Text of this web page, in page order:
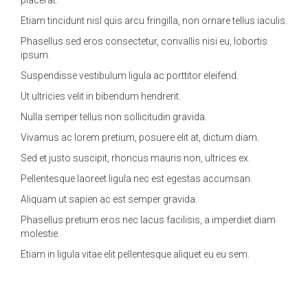
Etiam tincidunt nisl quis arcu fringilla, non ornare tellus iaculis.
Phasellus sed eros consectetur, convallis nisi eu, lobortis
ipsum.
Suspendisse vestibulum ligula ac porttitor eleifend.
Ut ultricies velit in bibendum hendrerit.
Nulla semper tellus non sollicitudin gravida.
Vivamus ac lorem pretium, posuere elit at, dictum diam.
Sed et justo suscipit, rhoncus mauris non, ultrices ex.
Pellentesque laoreet ligula nec est egestas accumsan.
Aliquam ut sapien ac est semper gravida.
Phasellus pretium eros nec lacus facilisis, a imperdiet diam
molestie.
Etiam in ligula vitae elit pellentesque aliquet eu eu sem.